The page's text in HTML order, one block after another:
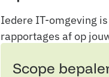
Iedere IT-omgeving
rapportages af op
Scope